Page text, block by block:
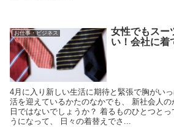
お仕事・ビジネス
女性でもスー
い！会社に着
4月に入り新しい生活に期待と緊張で胸がい
活を迎えているかたのなかでも、 新社会人
日ではないでしょうか？ 着るものひとつと
うになって、 日々の着替えでさ...